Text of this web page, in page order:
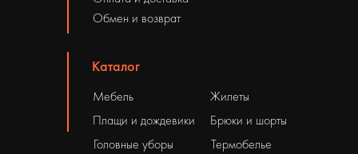
Обмен и возврат
Жилеты
Каталог
Плащи и дождевики
Головные уборы
Мебель
Брюки и шорты
Термобелье